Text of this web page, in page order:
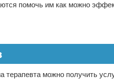
помочь им как можно
можно получить